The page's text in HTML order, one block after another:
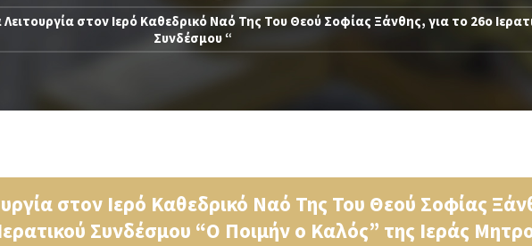
Λειτουργία στον Ιερό Καθεδρικό Ναό Της Του Θεού Σοφίας Ξάνθης, για το 26ο
Συνδέσμου “
στον Ιερό Καθεδρικό Ναό Της Του Θεού Σοφίας
Συνδέσμου “Ο Ποιμήν ο Καλός” της Ιεράς